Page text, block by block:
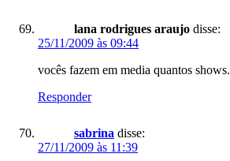
lana rodrigues araujo disse:
25/11/2009 às 09:44
vocês fazem em media quantos shows.
Responder
sabrina disse:
27/11/2009 às 11:39